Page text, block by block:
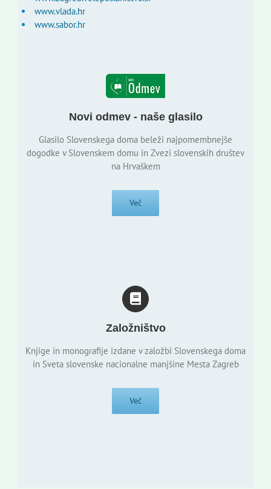
www.vlada.hr
www.sabor.hr
Novi odmev - naše glasilo
Glasilo Slovenskega doma beleži najpomembnejše
dogodke v Slovenskem domu in Zvezi slovenskih društev
na Hrvaškem
Več
Založništvo
Knjige in monografije izdane v založbi Slovenskega doma
in Sveta slovenske nacionalne manjšine Mesta Zagreb
Več